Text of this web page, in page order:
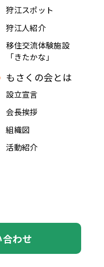
狩江スポット
狩江人紹介
移住交流体験施設
「きたかな」
もさくの会とは
設立宣言
会長挨拶
組織図
活動紹介
わせ